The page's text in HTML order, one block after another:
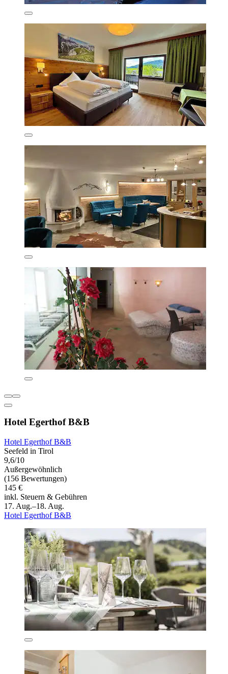
Hotel Egerthof B&B
Hotel Egerthof B&B
Seefeld in Tirol
9,6/10
Außergewöhnlich
(156 Bewertungen)
145 €
inkl. Steuern & Gebühren
17. Aug.–18. Aug.
Hotel Egerthof B&B